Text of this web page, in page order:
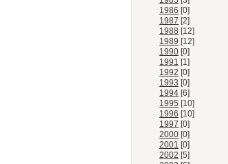
1986 [0]
1987 [2]
1988 [12]
1989 [12]
1990 [0]
1991 [1]
1992 [0]
1993 [0]
1994 [6]
1995 [10]
1996 [10]
1997 [0]
2000 [0]
2001 [0]
2002 [5]